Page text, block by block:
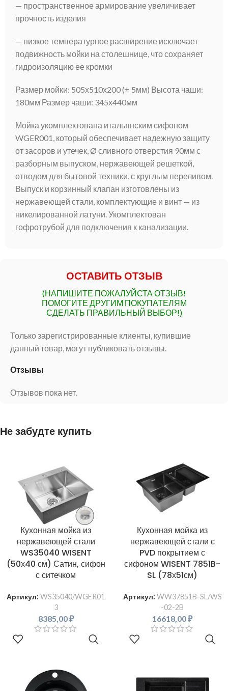
— пространственное армирование увеличивает
прочность изделия
— низкое температурное расширение исключает
подвижность мойки на столешнице, что сохраняет
гидроизоляцию ее кромки
Размер мойки: 505х510х200 (± 5мм) Высота чаши:
180мм Размер чаши: 345х440мм
Мойка укомплектована итальянским сифоном
WGER001, который обеспечивает надежную защиту
от засоров и утечек, Ø сливного отверстия 90мм с
разборным выпуском, нержавеющей решеткой,
отводом для бытовой техники, с круглым переливом.
Выпуск и корзинный клапан изготовлены из
нержавеющей стали, комплектующие и винт — из
никелированной латуни. Укомплектован
гофротрубой для подключения к канализации.
ОСТАВИТЬ ОТЗЫВ
(НАПИШИТЕ ПОЖАЛУЙСТА ОТЗЫВ!
ПОМОГИТЕ ДРУГИМ ПОКУПАТЕЛЯМ
СДЕЛАТЬ ПРАВИЛЬНЫЙ ВЫБОР!)
Отзывы
Отзывов пока нет.
Только зарегистрированные клиенты, купившие
данный товар, могут публиковать отзывы.
Не забудте купить
Кухонная мойка из
нержавеющей стали
WS35040 WISENT
(50х40 см) Сатин, сифон
с ситечком
Артикул: WS35040/WGER01
3
8385,00₽
Кухонная мойка из
нержавеющей стали с
PVD покрытием с
сифоном WISENT 7851B-
SL (78х51см)
Артикул: WW37851B-SL/WS
-02-2B
16618,00₽